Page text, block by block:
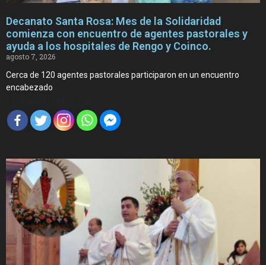
Decanato Santa Rosa: Mes de la Solidaridad
comienza con encuentro de agentes pastorales y
ayuda a los hospitales de Rengo y Coinco.
agosto 7, 2026
Cerca de 120 agentes pastorales participaron en un encuentro
encabezado